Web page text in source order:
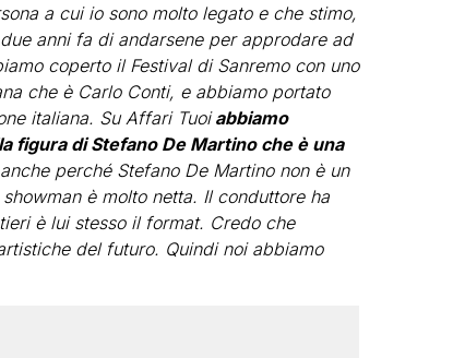
a cui io sono molto legato e che stimo,
anni fa di andarsene per approdare ad
coperto il Festival di Sanremo con uno
che è Carlo Conti, e abbiamo portato
italiana. Su Affari Tuoiabbiamo
figura di Stefano De Martino che è una
perché Stefano De Martino non è un
è molto netta. Il conduttore ha
è lui stesso il format. Credo che
del futuro. Quindi noi abbiamo